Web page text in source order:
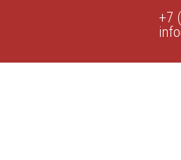
+7